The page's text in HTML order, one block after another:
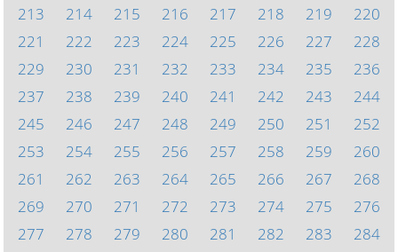
213
214 215 216 217 218 219
220
221
222 223 224 225 226 227
228
229
230 231 232 233 234 235
236
237
238 239 240 241 242 243
244
245
246 247 248 249 250 251
252
253
254 255 256 257 258 259
260
261
262 263 264 265 266 267
268
269
270 271 272 273 274 275
276
277
278 279 280 281 282 283
284